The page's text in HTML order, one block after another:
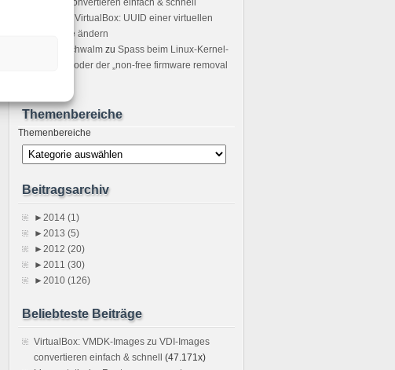
Images convertieren einfach & schnell
VirtualBox: UUID einer virtuellen
Festplatte ändern
Stefan Schwalm zu Spass beim Linux-Kernel-
Upgrade oder der „non-free firmware removal
Themenbereiche
Themenbereiche
Beitragsarchiv
►2014 (1)
►2013 (5)
►2012 (20)
►2011 (30)
►2010 (126)
Beliebteste Beiträge
VirtualBox: VMDK-Images zu VDI-Images
convertieren einfach & schnell
(47.171x)